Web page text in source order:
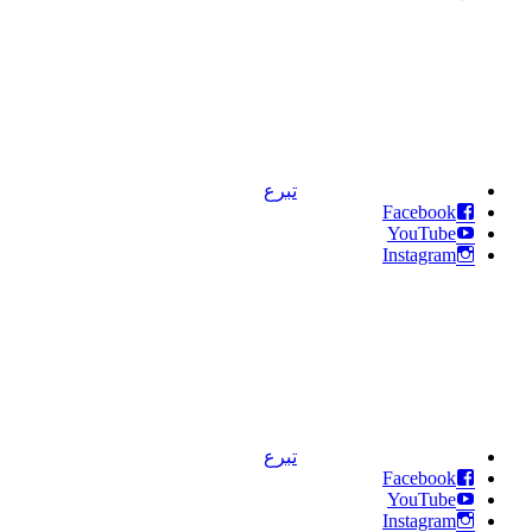
تبرع
Facebook
YouTube
Instagram
تبرع
Facebook
YouTube
Instagram